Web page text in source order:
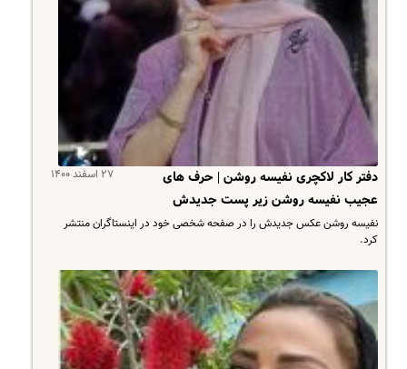
۲۷ اسفند ۱۴۰۰
دفتر کار لاکچری نفیسه روشن | حرف های
عجیب نفیسه روشن زیر پست جدیدش
نفیسه روشن عکس جدیدش را در صفحه شخصی خود در اینستاگران منتشر
کرد.